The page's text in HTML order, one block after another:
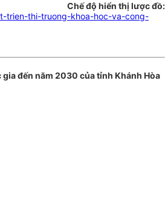
Chế độ hiển thị lược đồ:
trien-thi-truong-khoa-hoc-va-cong-
đến năm 2030 của tỉnh Khánh Hòa